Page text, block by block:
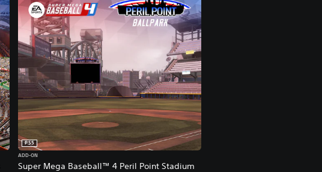
Super Mega Baseball™ 4 Peril Point Stadium
PS5
ADD-ON